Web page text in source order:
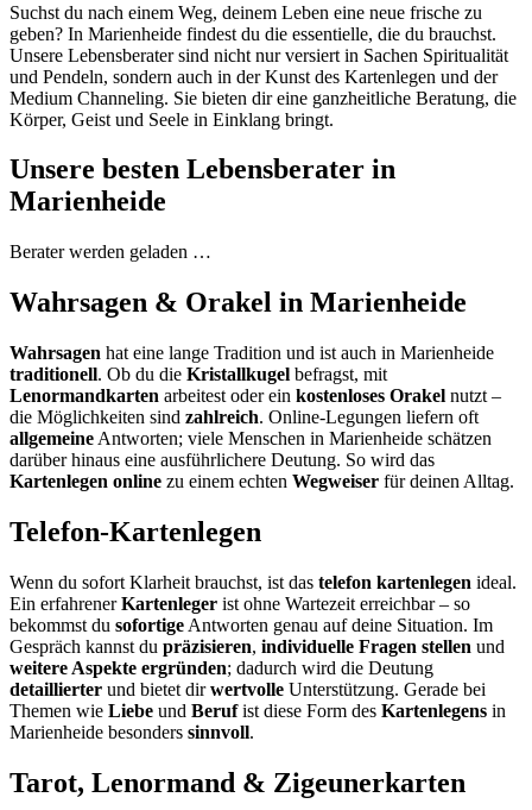
Suchst du nach einem Weg, deinem Leben eine neue frische zu
geben? In Marienheide findest du die essentielle, die du brauchst.
Unsere Lebensberater sind nicht nur versiert in Sachen Spiritualität
und Pendeln, sondern auch in der Kunst des Kartenlegen und der
Medium Channeling. Sie bieten dir eine ganzheitliche Beratung, die
Körper, Geist und Seele in Einklang bringt.
Unsere besten Lebensberater in
Marienheide
Berater werden geladen …
Wahrsagen & Orakel in Marienheide
Wahrsagen hat eine lange Tradition und ist auch in Marienheide
traditionell. Ob du die Kristallkugel befragst, mit
Lenormandkarten arbeitest oder ein kostenloses Orakel nutzt –
die Möglichkeiten sind zahlreich. Online-Legungen liefern oft
allgemeine Antworten; viele Menschen in Marienheide schätzen
darüber hinaus eine ausführlichere Deutung. So wird das
Kartenlegen online zu einem echten Wegweiser für deinen Alltag.
Telefon-Kartenlegen
Wenn du sofort Klarheit brauchst, ist das telefon kartenlegen ideal.
Ein erfahrenerKartenleger ist ohne Wartezeit erreichbar – so
bekommst du sofortige Antworten genau auf deine Situation. Im
Gespräch kannst du präzisieren, individuelle Fragen stellen und
weitere Aspekte ergründen; dadurch wird die Deutung
detaillierter und bietet dirwertvolle Unterstützung. Gerade bei
Themen wie Liebe und Berufist diese Form des Kartenlegens in
Marienheide besonders sinnvoll.
Tarot, Lenormand & Zigeunerkarten